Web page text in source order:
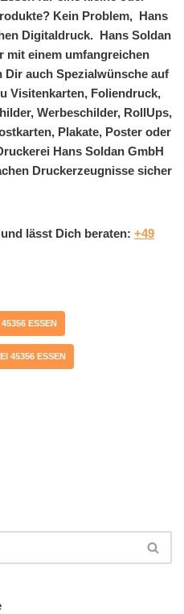
Kein Problem, Hans
Digitaldruck. Hans Soldan
mit einem umfangreichen
auch Spezialwünsche auf
Visitenkarten, Foliendruck,
Werbeschilder, RollUps,
Plakate, Poster oder
Hans Soldan GmbH
Druckerzeugnisse sicher
lässt Dich beraten: +49
ESSEN
45356 ESSEN